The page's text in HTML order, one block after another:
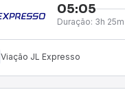
05:05
Duração: 3h 25m
Viação JL Expresso